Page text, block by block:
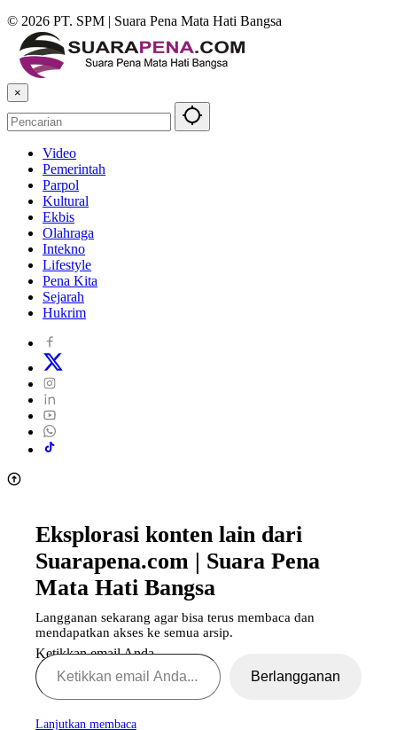
© 2026 PT. SPM | Suara Pena Mata Hati Bangsa
×
Video
Pemerintah
Parpol
Kultural
Ekbis
Olahraga
Intekno
Lifestyle
Pena Kita
Sejarah
Hukrim
Eksplorasi konten lain dari
Suarapena.com | Suara Pena
Mata Hati Bangsa
Langganan sekarang agar bisa terus membaca dan
mendapatkan akses ke semua arsip.
Ketikkan email Anda...
Berlangganan
Lanjutkan membaca